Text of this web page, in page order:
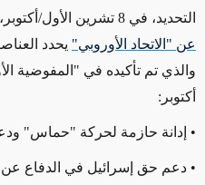
التحديد، في 8 تشرين الأول/أكتوبر، وقّع جوزيب بوريل
عن "الاتحاد الأوروبي" يحدد
والذي تم تأكيده في " المفوضية
أكتوبر:
• إدانة حازمة لحركة "حماس"
• دعم حق إسرائيل في الدفاع عن